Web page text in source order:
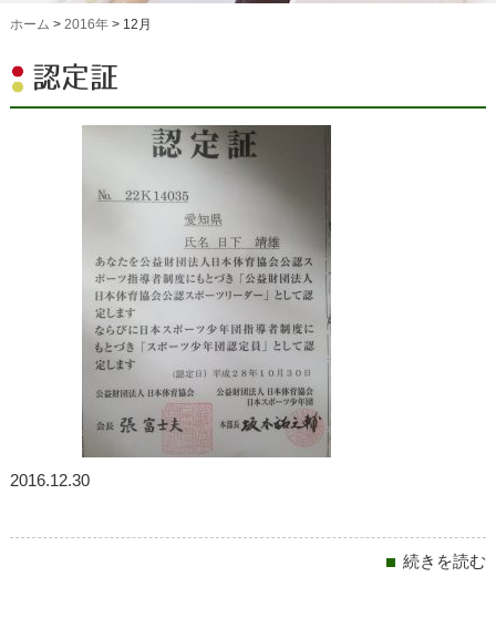
山新の家づくり
Business
業務内容
お問い合わせ
ホーム > 2016年> 12月
認定証
2016.12.30
続きを読む